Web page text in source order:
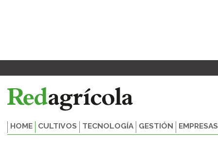
HOME CULTIVOS TECNOLOGÍA GESTIÓN EMPRESAS